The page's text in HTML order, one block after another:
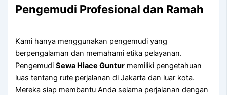
Pengemudi Profesional dan Ramah
Kami hanya menggunakan pengemudi yang
berpengalaman dan memahami etika pelayanan.
PengemudiSewa Hiace Guntur memiliki pengetahuan
luas tentang rute perjalanan di Jakarta dan luar kota.
Mereka siap membantu Anda selama perjalanan dengan